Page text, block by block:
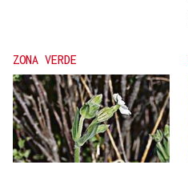
ZONA VERDE